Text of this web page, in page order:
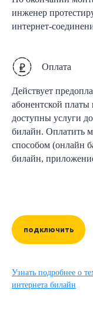
инженер
интернет-
Оплата
Действует
абонентской
доступны услуги
билайн. Оплатить
способом (онлайн
билайн,
подключить
Узнать подробнее о
интернета билайн